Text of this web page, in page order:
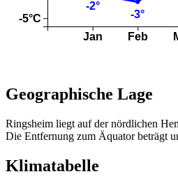
Geographische Lage
Ringsheim liegt auf der nördlichen
Die Entfernung zum Äquator beträgt
Klimatabelle